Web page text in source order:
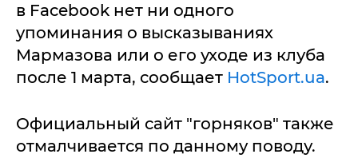
в Facebook нет ни одного
упоминания о высказываниях
Мармазова или о его уходе из клуба
после 1 марта, сообщает HotSport.ua.
Официальный сайт "горняков" также
отмалчивается по данному поводу.